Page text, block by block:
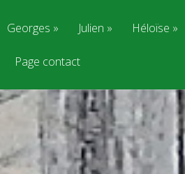
Georges Julien Héloïse
Page contact